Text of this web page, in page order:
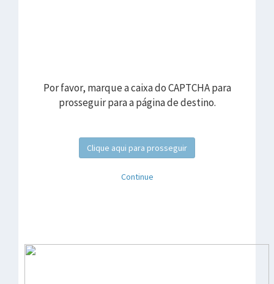
Por favor, marque a caixa do CAPTCHA para
prosseguir para a página de destino.
Clique aqui para prosseguir
Continue